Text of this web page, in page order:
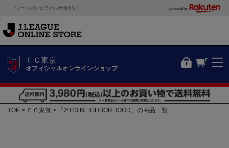
ユニフォームなどの公式グッズが買える！ powered by
ＦＣ東京
オフィシャルオンラインショップ
TOP ＦＣ東京 「2023 NEIGHBORHOOD」の商品一覧